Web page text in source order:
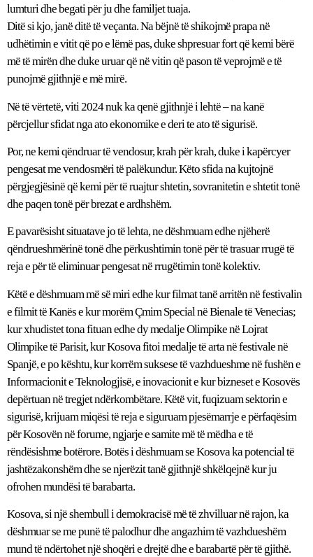
lumturi dhe begati për ju dhe familjet tuaja.
Ditë si kjo, janë ditë të veçanta. Na bëjnë të shikojmë prapa në
udhëtimin e vitit që po e lëmë pas, duke shpresuar fort që kemi bërë
më të mirën dhe duke uruar që në vitin që pason të veprojmë e të
punojmë gjithnjë e më mirë.
Në të vërtetë, viti 2024 nuk ka qenë gjithnjë i lehtë – na kanë
përcjellur sfidat nga ato ekonomike e deri te ato të sigurisë.
Por, ne kemi qëndruar të vendosur, krah për krah, duke i kapërcyer
pengesat me vendosmëri të palëkundur. Këto sfida na kujtojnë
përgjegjësinë që kemi për të ruajtur shtetin, sovranitetin e shtetit tonë
dhe paqen tonë për brezat e ardhshëm.
E pavarësisht situatave jo të lehta, ne dëshmuam edhe njëherë
qëndrueshmërinë tonë dhe përkushtimin tonë për të trasuar rrugë të
reja e për të eliminuar pengesat në rrugëtimin tonë kolektiv.
Këtë e dëshmuam më së miri edhe kur filmat tanë arritën në festivalin
e filmit të Kanës e kur morëm Çmim Special në Bienale të Venecias;
kur xhudistet tona fituan edhe dy medalje Olimpike në Lojrat
Olimpike të Parisit, kur Kosova fitoi medalje të arta në festivale në
Spanjë, e po kështu, kur korrëm suksese të vazhdueshme në fushën e
Informacionit e Teknologjisë, e inovacionit e kur bizneset e Kosovës
depërtuan në tregjet ndërkombëtare. Këtë vit, fuqizuam sektorin e
sigurisë, krijuam miqësi të reja e siguruam pjesëmarrje e përfaqësim
për Kosovën në forume, ngjarje e samite më të mëdha e të
rëndësishme botërore. Botës i dëshmuam se Kosova ka potencial të
jashtëzakonshëm dhe se njerëzit tanë gjithnjë shkëlqejnë kur ju
ofrohen mundësi të barabarta.
Kosova, si një shembull i demokracisë më të zhvilluar në rajon, ka
dëshmuar se me punë të palodhur dhe angazhim të vazhdueshëm
mund të ndërtohet një shoqëri e drejtë dhe e barabartë për të gjithë.